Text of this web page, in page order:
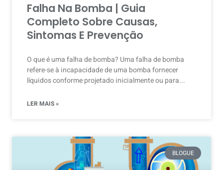
Falha Na Bomba | Guia
Completo Sobre Causas,
Sintomas E Prevenção
O que é uma falha de bomba? Uma falha de bomba
refere-se à incapacidade de uma bomba fornecer
líquidos conforme projetado inicialmente ou para...
LER MAIS »
BLOGUE